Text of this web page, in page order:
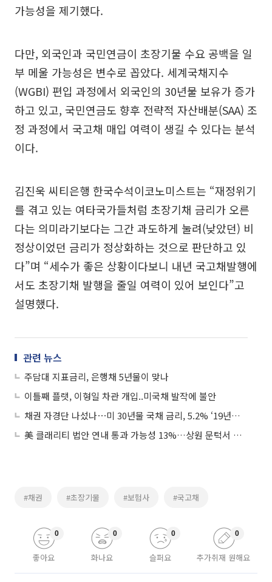
가능성을 제기했다.
다만, 외국인과 국민연금이 초장기물 수요 공백을 일
부 메울 가능성은 변수로 꼽았다. 세계국채지수
(WGBI) 편입 과정에서 외국인의 30년물 보유가 증가
하고 있고, 국민연금도 향후 전략적 자산배분(SAA) 조
정 과정에서 국고채 매입 여력이 생길 수 있다는 분석
이다.
김진욱 씨티은행 한국수석이코노미스트는 “재정위기
를 겪고 있는 여타국가들처럼 초장기채 금리가 오른
다는 의미라기보다는 그간 과도하게 눌려(낮았던) 비
정상이었던 금리가 정상화하는 것으로 판단하고 있
다”며 “세수가 좋은 상황이다보니 내년 국고채발행에
서도 초장기채 발행을 줄일 여력이 있어 보인다”고
설명했다.
관련 뉴스
주담대 지표금리, 은행채 5년물이 맞나
이틀째 플랫, 이형일 차관 개입..미국채 발작에 불안
채권 자경단 나섰나⋯미 30년물 국채 금리, 5.2% ‘19년래 최고’
美 클래리티 법안 연내 통과 가능성 13%…상원 문턱서 제동
#채권 #초장기물 #보험사 #국고채
좋아요
0
화나요
0
슬퍼요
0
추가취재 원해요
0